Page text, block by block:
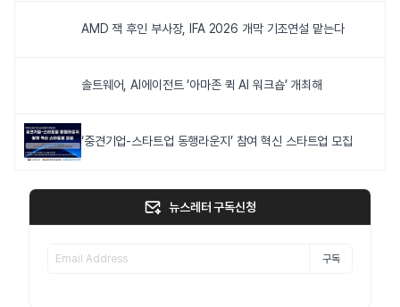
AMD 잭 후인 부사장, IFA 2026 개막 기조연설 맡는다
솔트웨어, AI에이전트 ‘아마존 퀵 AI 워크숍’ 개최해
‘중견기업-스타트업 동행라운지’ 참여 혁신 스타트업 모집
뉴스레터 구독신청
구독